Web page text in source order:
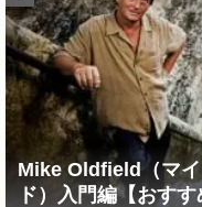
Mike Oldfield（マ
ド）入門編【おすす